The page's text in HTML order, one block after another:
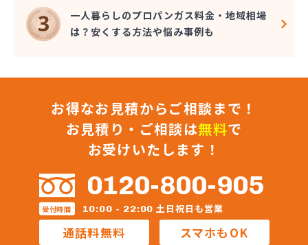
株式会社しんせきプロパン部
株式会社スギサン化学
株式会社スマイルガステクノロジー
株式会社バンノ
株式会社フジプロ
株式会社フジプロ刈谷営業所
株式会社ホームガス東海
株式会社ホームガス東海 楽田ショップ
株式会社マルエイ名古屋支店
株式会社マルコー
株式会社マルハチ
株式会社マルマン
一人暮らしのプロパンガス料金・地域相場
は？安くする方法や悩み事例も
お得なお見積からご相談まで！
お見積り・ご相談は無料で
お受けいたします！
0120-800-905
受付時間 10:00 - 22:00 土日祝日も営業
通話料無料 スマホもOK